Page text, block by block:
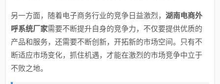
另一方面，随着电子商务行业的竞争日益激烈，湖南电商外
呼系统厂家需要不断提升自身的竞争力，不仅要提供优质的
产品和服务，还需要不断创新，开拓新的市场空间。只有不
断适应市场变化，抓住机遇，才能在激烈的市场竞争中立于
不败之地。